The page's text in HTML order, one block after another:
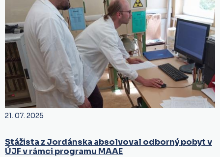
21. 07. 2025
Stážista z Jordánska absolvoval odborný pobyt v
ÚJF v rámci programu MAAE